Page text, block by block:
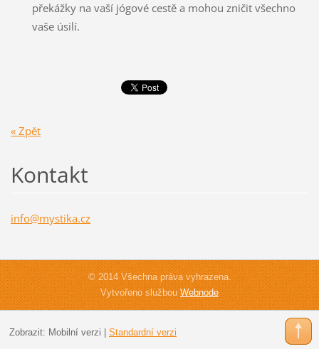
překážky na vaší jógové cestě a mohou zničit všechno
vaše úsilí.
« Zpět
Kontakt
info@mystika.cz
© 2014 Všechna práva vyhrazena.
Vytvořeno službouWebnode
Zobrazit: Mobilní verzi Standardní verzi